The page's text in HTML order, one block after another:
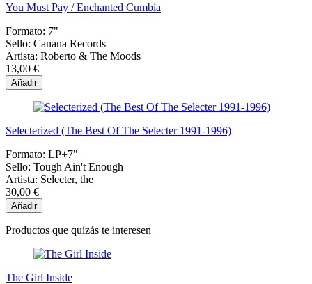
You Must Pay / Enchanted Cumbia
Formato: 7"
Sello: Canana Records
Artista: Roberto & The Moods
13,00 €
Añadir
Selecterized (The Best Of The Selecter 1991-1996)
Formato: LP+7"
Sello: Tough Ain't Enough
Artista: Selecter, the
30,00 €
Añadir
Productos que quizás te interesen
The Girl Inside